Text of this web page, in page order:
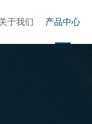
于我们 产品中心